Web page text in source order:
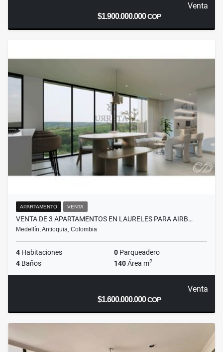
Venta
$1.900.000.000COP
APARTAMENTO VENTA
VENTA DE 3 APARTAMENTOS EN LAURELES PARA AIRB…
Medellín, Antioquia, Colombia
4 Habitaciones 0 Parqueadero
4 Baños 140Área m2
Venta
$1.600.000.000COP